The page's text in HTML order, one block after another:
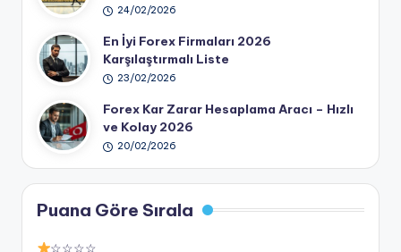
24/02/2026
En İyi Forex Firmaları 2026
Karşılaştırmalı Liste
23/02/2026
Forex Kar Zarar Hesaplama Aracı – Hızlı
ve Kolay 2026
20/02/2026
Puana Göre Sırala
☆☆☆☆